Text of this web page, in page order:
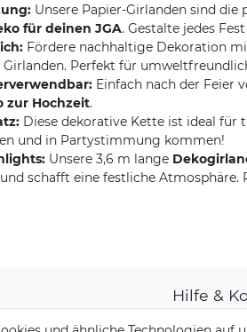
Unsere Papier-Girlanden sind die
für deinen JGA. Gestalte jedes
Fördere nachhaltige Dekoration
Perfekt für
Einfach nach der Feier
zur Hochzeit.
Diese dekorative Kette ist ideal für
und in Partystimmung kommen!
Unsere 3,6 m lange
schafft eine festliche Atmosphäre.
Hilfe &